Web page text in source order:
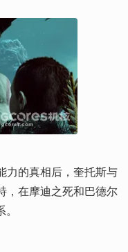
力的真相后，奎托斯与
，在摩迪之死和巴德尔